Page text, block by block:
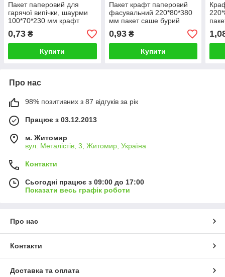
Пакет паперовий для
гарячої випічки, шаурми
100*70*230 мм крафт
пакет бурий
0,73 ₴
Купити
Пакет крафт паперовий
фасувальний 220*80*380
мм пакет саше бурий
0,93₴
Купити
Про нас
98% позитивних з 87 відгуків за рік
Працює з 03.12.2013
м. Житомир
вул. Металістів, 3, Житомир, Україна
Контакти
Сьогодні працює з 09:00 до 17:00
Показати весь графік роботи
Про нас
Контакти
Доставка та оплата